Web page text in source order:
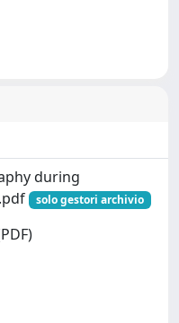
during
solo gestori archivio